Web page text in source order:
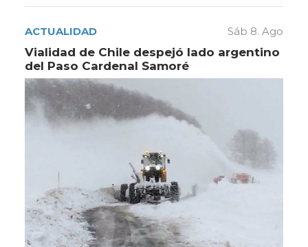
ACTUALIDAD Sáb 8. Ago
Vialidad de Chile despejó lado argentino
del Paso Cardenal Samoré